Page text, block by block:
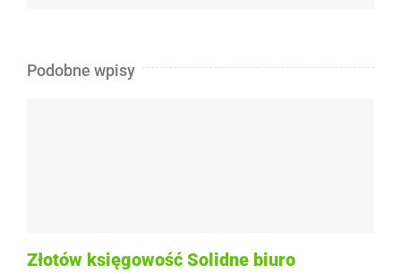
Podobne wpisy
Złotów księgowość Solidne biuro